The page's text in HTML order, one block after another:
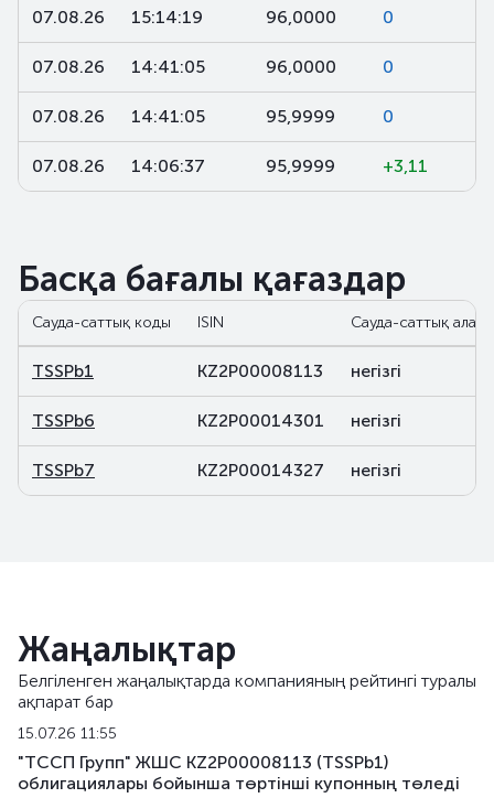
07.08.26 15:14:19 96,0000 0
07.08.26 14:41:05 96,0000 0
07.08.26 14:41:05 95,9999 0
07.08.26 14:06:37 95,9999 +3,11
Басқа бағалы қағаздар
Сауда-саттық коды ISIN Сауда-саттық алаң
TSSPb1 KZ2P00008113 негізгі
TSSPb6 KZ2P00014301 негізгі
TSSPb7 KZ2P00014327 негізгі
Жаңалықтар
Белгіленген жаңалықтарда компанияның рейтингі туралы
ақпарат бар
15.07.26 11:55
"ТССП Групп" ЖШС KZ2P00008113 (TSSPb1)
облигациялары бойынша төртінші купонның төледi